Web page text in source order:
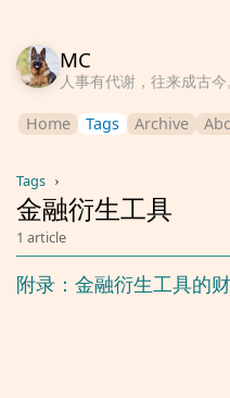
MC
人事有代谢，往来成古
Home Tags Archive
Tags ›
金融衍生工具
1 article
附录：金融衍生工具的